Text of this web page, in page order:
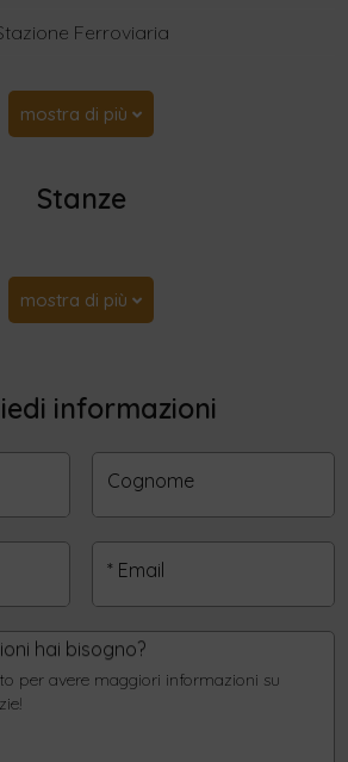
Ferroviaria
mostra di più
Stanze
mostra di più
informazioni
Cognome
* Email
hai bisogno?